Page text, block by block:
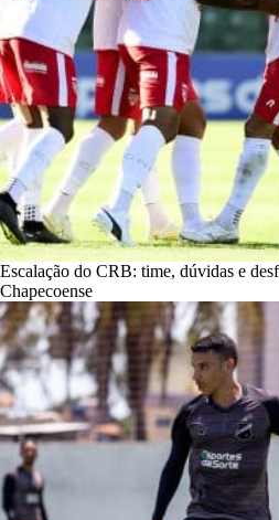
Escalação do CRB: time, dúvidas e
Chapecoense